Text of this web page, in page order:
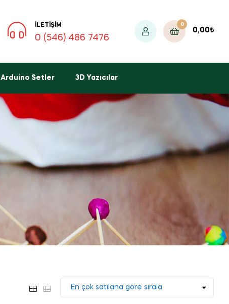
İLETIŞIM
0 (546) 486 7476
0
0,00₺
Arduino Setler 3D Yazıcılar